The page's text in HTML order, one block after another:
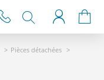
Pièces détachées